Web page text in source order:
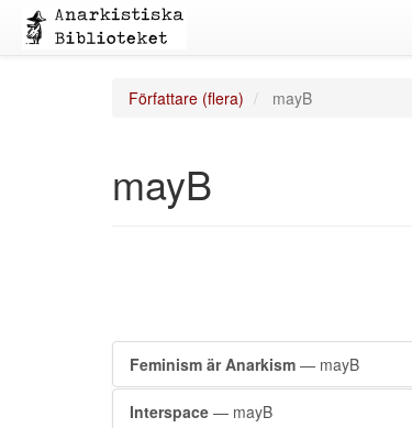
Författare (flera) mayB
mayB
Feminism är Anarkism — mayB
Interspace — mayB